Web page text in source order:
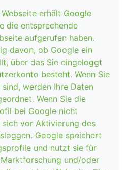
erhält Google
die entsprechende
aufgerufen haben.
davon, ob Google ein
über das Sie eingeloggt
besteht. Wenn Sie
werden Ihre Daten
Wenn Sie die
bei Google nicht
sich vor Aktivierung des
Google speichert
und nutzt sie für
und/oder